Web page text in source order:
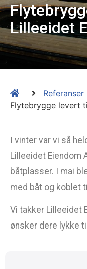
Lilleeidet
Referanser
Flytebrygge levert
I vinter var vi så
Lilleeidet Eiendom
båtplasser. I mai
med båt og koblet
Vi takker Lilleeidet
ønsker dere lykke